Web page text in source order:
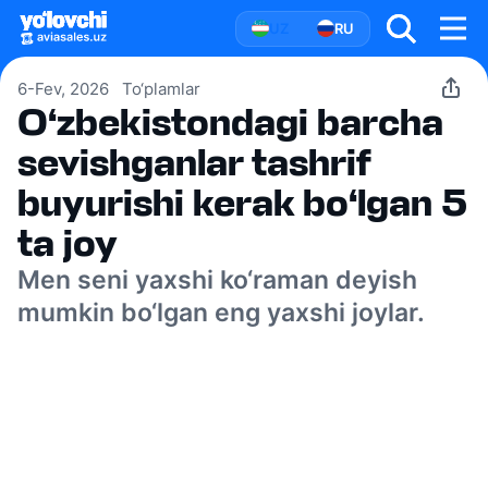
RU
6-Fev, 2026 To‘plamlar
O‘zbekistondagi barcha
sevishganlar tashrif
buyurishi kerak bo‘lgan 5
ta joy
Men seni yaxshi ko‘raman deyish
mumkin bo‘lgan eng yaxshi joylar.